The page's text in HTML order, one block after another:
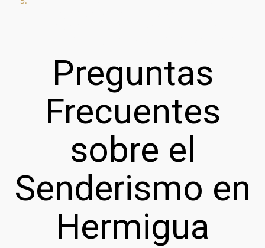
Preguntas
Frecuentes
sobre el
Senderismo en
Hermigua